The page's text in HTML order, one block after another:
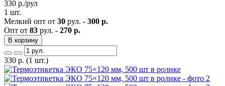
330 р./рул
1 шт.
Мелкий опт от 30 рул. - 300 р.
Опт от 83 рул. - 270 р.
В корзину
330 р. (1 шт.)